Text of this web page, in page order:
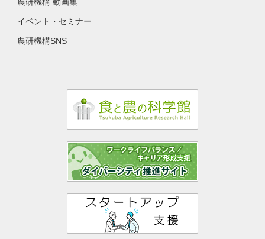
農研機構 動画集
イベント・セミナー
農研機構SNS